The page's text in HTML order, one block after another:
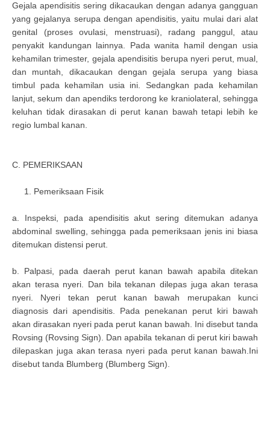
Gejala apendisitis sering dikacaukan dengan adanya gangguan
yang gejalanya serupa dengan apendisitis, yaitu mulai dari alat
genital (proses ovulasi, menstruasi), radang panggul, atau
penyakit kandungan lainnya. Pada wanita hamil dengan usia
kehamilan trimester, gejala apendisitis berupa nyeri perut, mual,
dan muntah, dikacaukan dengan gejala serupa yang biasa
timbul pada kehamilan usia ini. Sedangkan pada kehamilan
lanjut, sekum dan apendiks terdorong ke kraniolateral, sehingga
keluhan tidak dirasakan di perut kanan bawah tetapi lebih ke
regio lumbal kanan.
C. PEMERIKSAAN
1. Pemeriksaan Fisik
a. Inspeksi, pada apendisitis akut sering ditemukan adanya
abdominal swelling, sehingga pada pemeriksaan jenis ini biasa
ditemukan distensi perut.
b. Palpasi, pada daerah perut kanan bawah apabila ditekan
akan terasa nyeri. Dan bila tekanan dilepas juga akan terasa
nyeri. Nyeri tekan perut kanan bawah merupakan kunci
diagnosis dari apendisitis. Pada penekanan perut kiri bawah
akan dirasakan nyeri pada perut kanan bawah. Ini disebut tanda
Rovsing (Rovsing Sign). Dan apabila tekanan di perut kiri bawah
dilepaskan juga akan terasa nyeri pada perut kanan bawah.Ini
disebut tanda Blumberg (Blumberg Sign).